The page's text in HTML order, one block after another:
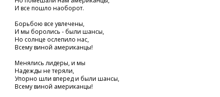
И все пошло наоборот.
Борьбою все увлечены,
И мы боролись - были шансы,
Но солнце ослепило нас,
Всему виной американцы!
Менялись лидеры, и мы
Надежды не теряли,
Упорно шли вперед и были шансы,
Всему виной американцы!